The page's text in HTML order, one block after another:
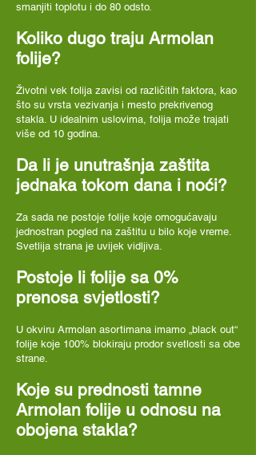
smanjiti toplotu i do 80 odsto.
Koliko dugo traju Armolan
folije?
Životni vek folija zavisi od različitih faktora, kao
što su vrsta vezivanja i mesto prekrivenog
stakla. U idealnim uslovima, folija može trajati
više od 10 godina.
Da li je unutrašnja zaštita
jednaka tokom dana i noći?
Za sada ne postoje folije koje omogućavaju
jednostran pogled na zaštitu u bilo koje vreme.
Svetlija strana je uvijek vidljiva.
Postoje li folije sa 0%
prenosa svjetlosti?
U okviru Armolan asortimana imamo „black out“
folije koje 100% blokiraju prodor svetlosti sa obe
strane.
Koje su prednosti tamne
Armolan folije u odnosu na
obojena stakla?